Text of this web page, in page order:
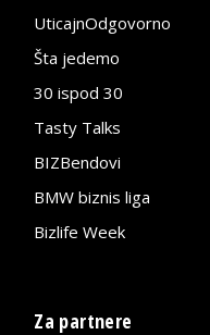
UticajnOdgovorno
Šta jedemo
30 ispod 30
Tasty Talks
BIZBendovi
BMW biznis liga
Bizlife Week
Za partnere